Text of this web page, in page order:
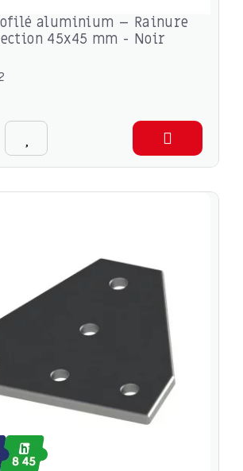
aluminium – Rainure
45x45 mm - Noir